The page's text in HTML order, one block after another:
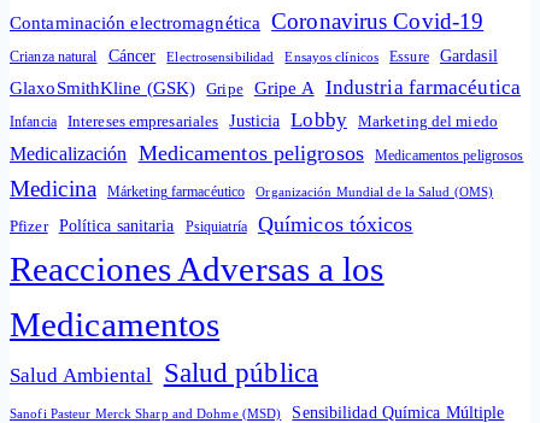
Contaminación electromagnética Coronavirus Covid-19
Crianza natural Cáncer Electrosensibilidad Ensayos clínicos Essure Gardasil
GlaxoSmithKline (GSK) Gripe Gripe A Industria farmacéutica
Infancia Intereses empresariales Justicia Lobby Marketing del miedo
Medicalización Medicamentos peligrosos Medicamentos peligrosos
Medicina Márketing farmacéutico Organización Mundial de la Salud (OMS)
Pfizer Política sanitaria Psiquiatría Químicos tóxicos
Reacciones Adversas a los
Medicamentos
Salud Ambiental Salud pública
Sanofi Pasteur Merck Sharp and Dohme (MSD) Sensibilidad Química Múltiple